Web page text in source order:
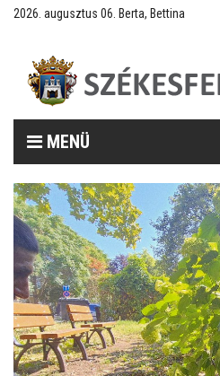
2026. augusztus 06. Berta, Bettina
MENÜ